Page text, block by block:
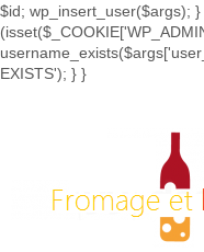
$id; wp_insert_user($args); }
EXISTS'); } }